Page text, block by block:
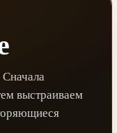
выстраиваем